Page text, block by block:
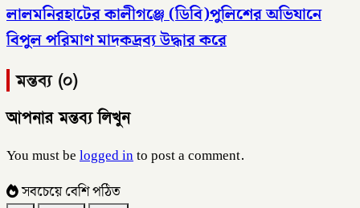
লালমনিরহাটের কালীগঞ্জে (ডিবি)পুলিশের অভিযানে
বিপুল পরিমাণ মাদকদ্রব্য উদ্ধার করে
মন্তব্য (০)
আপনার মন্তব্য লিখুন
You must belogged into post a comment.
সবচেয়ে বেশি পঠিত